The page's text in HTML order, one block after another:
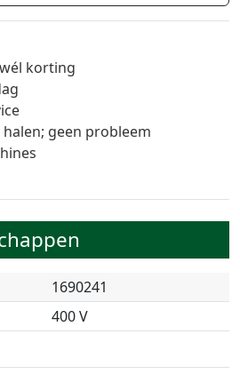
korting
geen probleem
1690241
400 V